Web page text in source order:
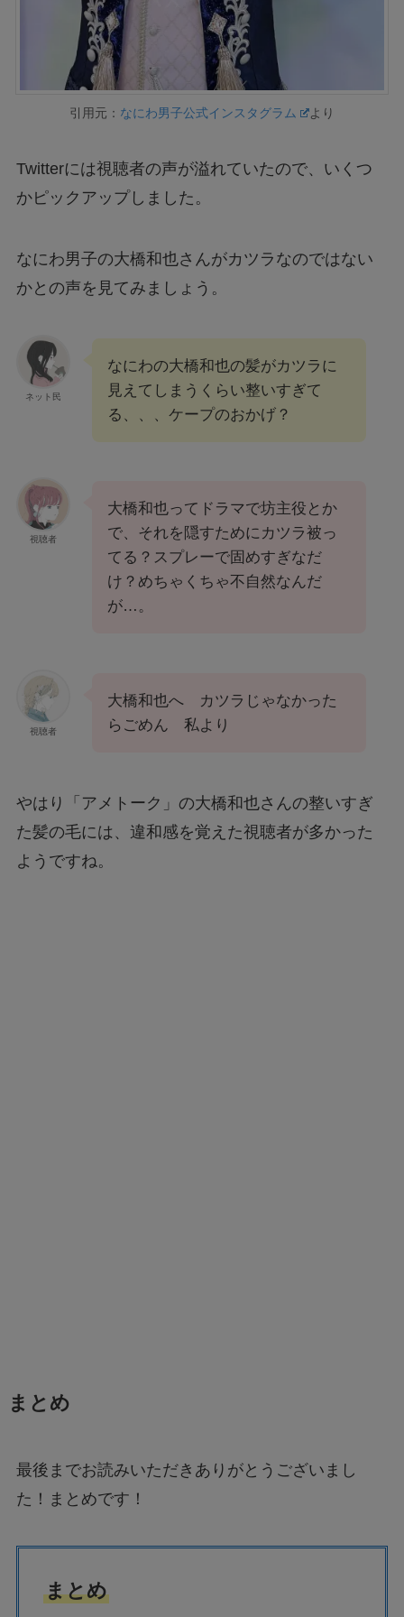
引用元： なにわ男子公式インスタグラム より
Twitterには視聴者の声が溢れていたので、いくつ
かピックアップしました。
なにわ男子の大橋和也さんがカツラなのではない
かとの声を見てみましょう。
ネット民
なにわの大橋和也の髪がカツラに
見えてしまうくらい整いすぎて
る、、、ケープのおかげ？
視聴者
大橋和也ってドラマで坊主役とか
で、それを隠すためにカツラ被っ
てる？スプレーで固めすぎなだ
け？めちゃくちゃ不自然なんだ
が…。
視聴者
大橋和也へ カツラじゃなかった
らごめん 私より
やはり「アメトーク」の大橋和也さんの整いすぎ
た髪の毛には、違和感を覚えた視聴者が多かった
ようですね。
まとめ
最後までお読みいただきありがとうございまし
た！まとめです！
まとめ